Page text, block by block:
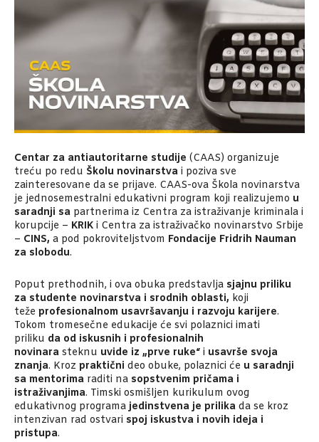
Centar za antiautoritarne studije (CAAS) organizuje
treću po redu Školu novinarstva i poziva sve
zainteresovane da se prijave. CAAS-ova Škola novinarstva
je jednosemestralni edukativni program koji realizujemo u
saradnji sa partnerima iz Centra za istraživanje kriminala i
korupcije – KRIK i Centra za istraživačko novinarstvo Srbije
– CINS, a pod pokroviteljstvom Fondacije Fridrih Nauman
za slobodu.
Poput prethodnih, i ova obuka predstavlja sjajnu priliku
za studente novinarstva i srodnih oblasti, koji
teže profesionalnom usavršavanju i razvoju karijere.
Tokom tromesečne edukacije će svi polaznici imati
priliku da od iskusnih i profesionalnih
novinara steknu uvide iz „prve ruke“ i usavrše svoja
znanja. Kroz praktični deo obuke, polaznici će u saradnji
sa mentorima raditi na sopstvenim pričama i
istraživanjima. Timski osmišljen kurikulum ovog
edukativnog programajedinstvena je prilika da se kroz
intenzivan rad ostvari spoj iskustva i novih ideja i
pristupa.